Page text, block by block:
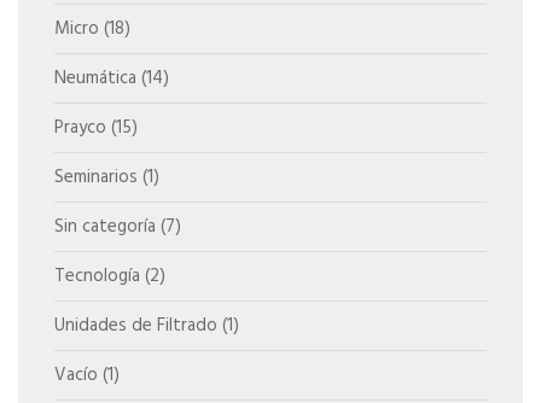
Micro (18)
Neumática (14)
Prayco (15)
Seminarios (1)
Sin categoría (7)
Tecnología (2)
Unidades de Filtrado (1)
Vacío (1)